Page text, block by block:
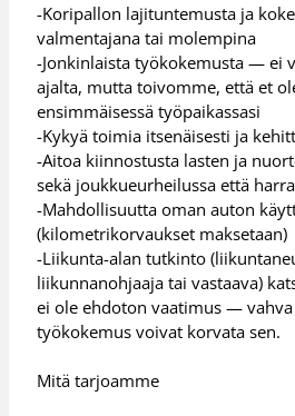
-Koripallon lajituntemusta ja
valmentajana tai molempina
-Jonkinlaista työkokemusta — ei
ajalta, mutta toivomme, että et
ensimmäisessä työpaikassasi
-Kykyä toimia itsenäisesti ja
-Aitoa kiinnostusta lasten ja
sekä joukkueurheilussa että
-Mahdollisuutta oman auton
(kilometrikorvaukset maksetaan)
-Liikunta-alan tutkinto
liikunnanohjaaja tai vastaava)
ei ole ehdoton vaatimus —
työkokemus voivat korvata sen.
Mitä tarjoamme